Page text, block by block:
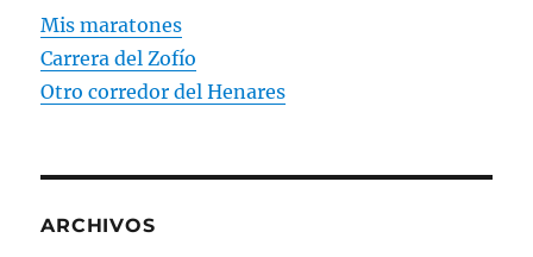
Mis maratones
Carrera del Zofío
Otro corredor del Henares
ARCHIVOS